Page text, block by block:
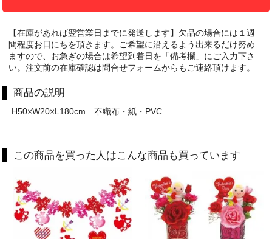
【在庫があれば翌営業日までに発送します】欠品の場合には１週
間程度お日にちを頂きます。ご希望に沿えるよう出来るだけ努め
ますので、お急ぎの場合は希望到着日を「備考欄」にご入力下さ
い。注文前の在庫確認は問合せフォームからもご連絡頂けます。
商品の説明
H50×W20×L180cm 不織布・紙・PVC
この商品を買った人はこんな商品も買っています